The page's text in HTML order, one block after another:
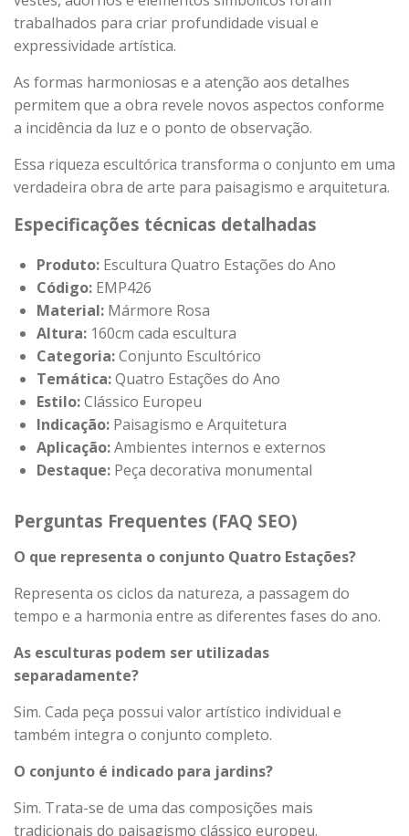
trabalhados para criar profundidade visual e
expressividade artística.
As formas harmoniosas e a atenção aos detalhes
permitem que a obra revele novos aspectos conforme
a incidência da luz e o ponto de observação.
Essa riqueza escultórica transforma o conjunto em uma
verdadeira obra de arte para paisagismo e arquitetura.
Especificações técnicas detalhadas
Produto: Escultura Quatro Estações do Ano
Código: EMP426
Material: Mármore Rosa
Altura: 160cm cada escultura
Categoria:Conjunto Escultórico
Temática:Quatro Estações do Ano
Estilo:Clássico Europeu
Indicação: Paisagismo e Arquitetura
Aplicação:Ambientes internos e externos
Destaque: Peça decorativa monumental
Perguntas Frequentes (FAQ SEO)
O que representa o conjunto Quatro Estações?
Representa os ciclos da natureza, a passagem do
tempo e a harmonia entre as diferentes fases do ano.
As esculturas podem ser utilizadas
separadamente?
Sim. Cada peça possui valor artístico individual e
também integra o conjunto completo.
O conjunto é indicado para jardins?
Sim. Trata-se de uma das composições mais
tradicionais do paisagismo clássico europeu.